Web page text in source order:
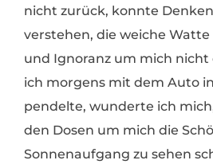
nicht zurück, konnte
verstehen, die weiche Watte
und Ignoranz um mich nicht
ich morgens mit dem Auto
pendelte, wunderte ich
den Dosen um mich die
Sonnenaufgang zu sehen